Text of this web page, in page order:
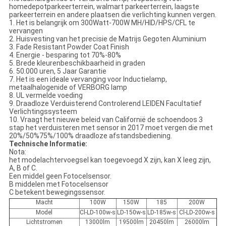
homedepotparkeerterrein, walmart parkeerterrein, laagste
parkeerterrein en andere plaatsen die verlichting kunnen vergen.
1. Het is belangrijk om 300Watt-700W MH/HID/HPS/CFL te
vervangen
2. Huisvesting van het precisie de Matrijs Gegoten Aluminium
3. Fade Resistant Powder Coat Finish
4. Energie - besparing tot 70%-80%
5. Brede kleurenbeschikbaarheid in graden
6. 50.000 uren, 5 Jaar Garantie
7. Het is een ideale vervanging voor Inductielamp,
metaalhalogenide of VERBORG lamp
8. UL vermelde voeding
9. Draadloze Verduisterend Controlerend LEIDEN Facultatief
Verlichtingssysteem
10. Vraagt het nieuwe beleid van Californië de schoendoos 3
stap het verduisteren met sensor in 2017 moet vergen die met
20%/50%75%/100% draadloze afstandsbediening.
Technische Informatie:
Nota:
het modelachtervoegsel kan toegevoegd X zijn, kan X leeg zijn,
A, B of C.
Een middel geen Fotocelsensor.
B middelen met Fotocelsensor
C betekent bewegingssensor.
Macht 100W 150W 185
200W
Model
Cl-LD-100w-s LD-150w-s LD-185w-s Cl-LD-200w-s
Lichtstromen
13000lm 19500lm 20450lm 26000lm